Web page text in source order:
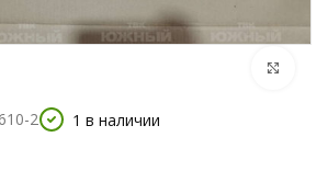
2 1 в наличии